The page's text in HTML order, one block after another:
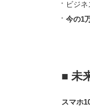
ビジ
今の1
■ 未
スマホ